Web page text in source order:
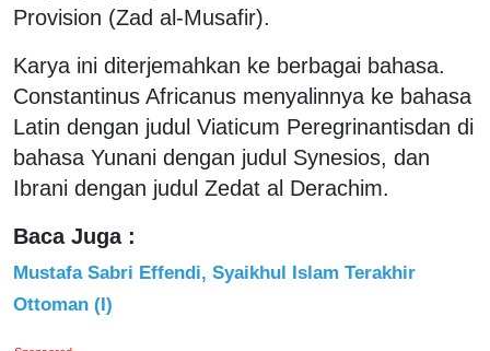
Provision (Zad al-Musafir).
Karya ini diterjemahkan ke berbagai bahasa.
Constantinus Africanus menyalinnya ke bahasa
Latin dengan judul Viaticum Peregrinantisdan di
bahasa Yunani dengan judul Synesios, dan
Ibrani dengan judul Zedat al Derachim.
Baca Juga :
Mustafa Sabri Effendi, Syaikhul Islam Terakhir
Ottoman (I)